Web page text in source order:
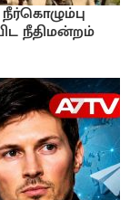
நீர்கொழும்பு
நீதிமன்றம்